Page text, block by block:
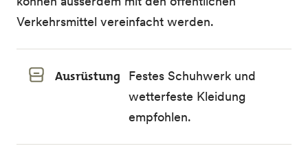
Verkehrsmittel vereinfacht werden.
Ausrüstung
Festes Schuhwerk und
wetterfeste Kleidung
empfohlen.